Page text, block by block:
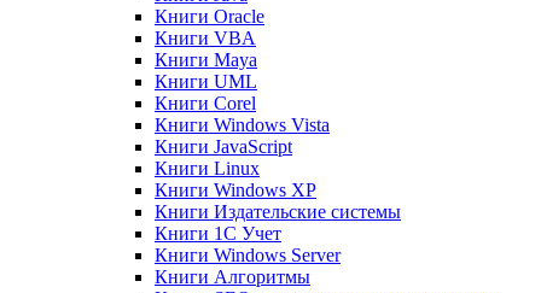
Книги Oracle
Книги VBA
Книги Maya
Книги UML
Книги Corel
Книги Windows Vista
Книги JavaScript
Книги Linux
Книги Windows XP
Книги Издательские системы
Книги 1C Учет
Книги Windows Server
Книги Алгоритмы